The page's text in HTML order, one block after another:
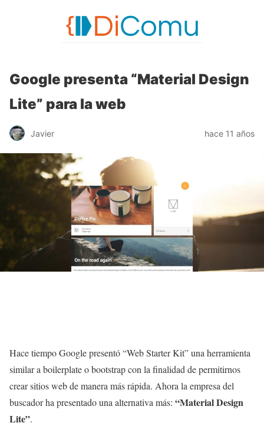
Google presenta “Material Design
Lite” para la web
Javier hace 11 años
Hace tiempo Google presentó “Web Starter Kit” una herramienta
similar a boilerplate o bootstrap con la finalidad de permitirnos
crear sitios web de manera más rápida. Ahora la empresa del
buscador ha presentado una alternativa más: “Material Design
Lite”.